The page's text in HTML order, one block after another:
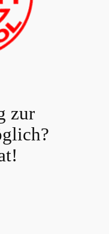
zur